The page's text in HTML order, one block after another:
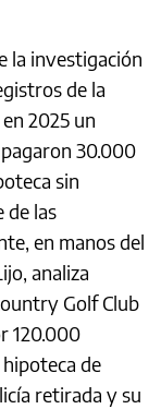
la investigación
de la
2025 un
30.000
sin
de las
en manos del
analiza
Golf Club
120.000
de
retirada y su